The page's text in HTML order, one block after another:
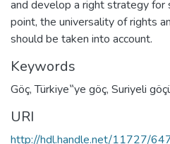
and develop a right strategy for
point, the universality of rights
should be taken into account.
Keywords
Göç,Türkiye‟ye göç, Suriyeli
URI
http://hdl.handle.net/11727/